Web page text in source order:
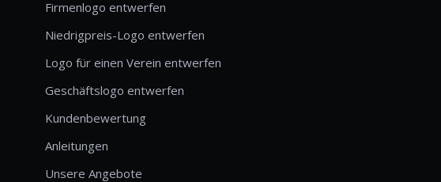
Firmenlogo entwerfen
Niedrigpreis-Logo entwerfen
Logo für einen Verein entwerfen
Geschäftslogo entwerfen
Kundenbewertung
Anleitungen
Unsere Angebote